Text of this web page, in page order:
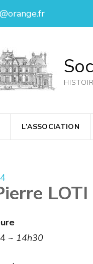
L’ASSOCIATION
LOTI
~ 14h30